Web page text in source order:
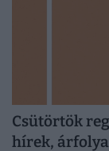
Csütörtök
hírek,